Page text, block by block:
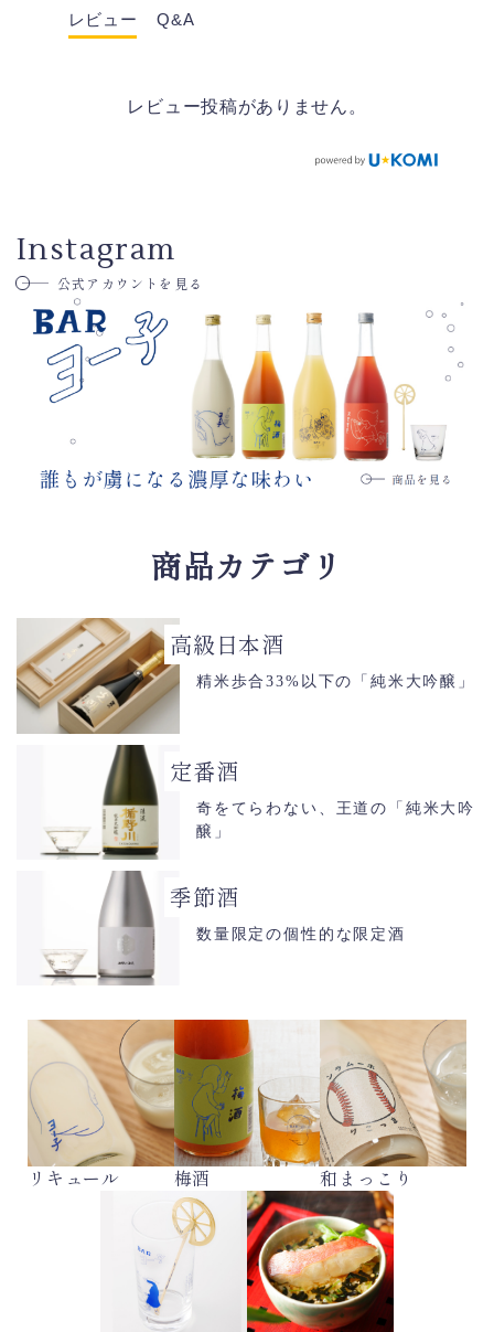
レビュー Q&A
レビュー投稿がありません。
Instagram
公式アカウントを見る
商品カテゴリ
高級日本酒
精米歩合33%以下の「純米大吟醸」
定番酒
奇をてらわない、王道の「純米大吟
醸」
季節酒
数量限定の個性的な限定酒
リキュール 梅酒 和まっこり